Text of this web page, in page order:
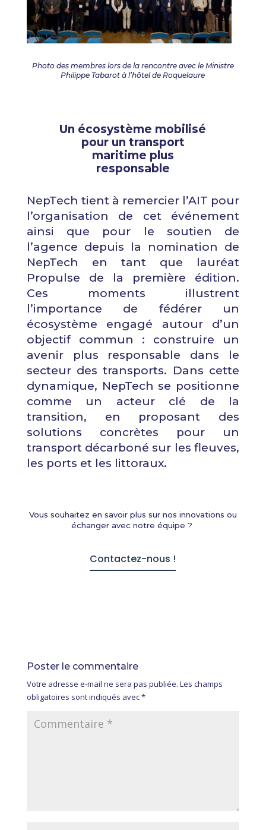
Photo des membres lors de la rencontre avec le Ministre
Philippe Tabarot à l’hôtel de Roquelaure
Un écosystème mobilisé
pour un transport
maritime plus
responsable
NepTech tient à remercier l’AIT pour
l’organisation de cet événement
ainsi que pour le soutien de
l’agence depuis la nomination de
NepTech en tant que lauréat
Propulse de la première édition.
Ces moments illustrent
l’importance de fédérer un
écosystème engagé autour d’un
objectif commun : construire un
avenir plus responsable dans le
secteur des transports. Dans cette
dynamique, NepTech se positionne
comme un acteur clé de la
transition, en proposant des
solutions concrètes pour un
transport décarboné sur les fleuves,
les ports et les littoraux.
Vous souhaitez en savoir plus sur nos innovations ou
échanger avec notre équipe ?
Contactez-nous !
Poster le commentaire
Votre adresse e-mail ne sera pas publiée. Les champs
obligatoires sont indiqués avec*